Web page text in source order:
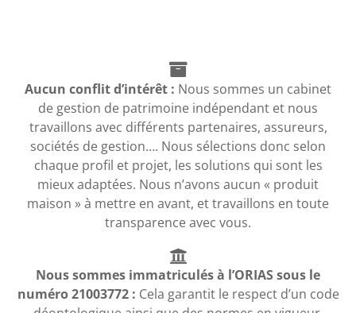
Aucun conflit d’intérêt : Nous sommes un cabinet
de gestion de patrimoine indépendant et nous
travaillons avec différents partenaires, assureurs,
sociétés de gestion…. Nous sélections donc selon
chaque profil et projet, les solutions qui sont les
mieux adaptées. Nous n’avons aucun « produit
maison » à mettre en avant, et travaillons en toute
transparence avec vous.
Nous sommes immatriculés à l’ORIAS sous le
numéro 21003772 : Cela garantit le respect d’un code